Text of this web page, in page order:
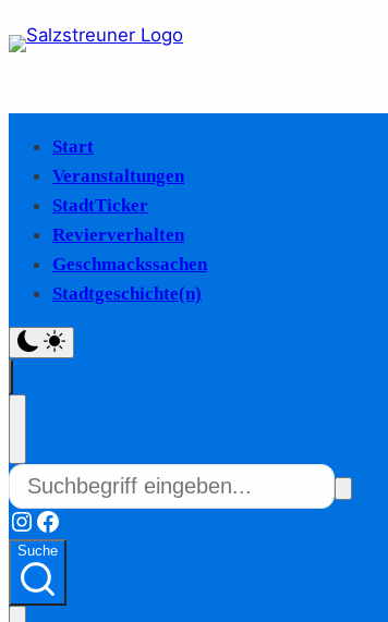
Start
Veranstaltungen
StadtTicker
Revierverhalten
Geschmackssachen
Stadtgeschichte(n)
Instagram
Facebook
Suche